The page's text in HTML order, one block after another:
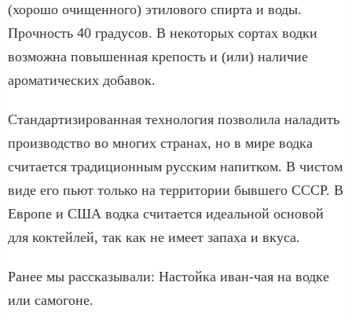
(хорошо очищенного) этилового спирта и воды.
Прочность 40 градусов. В некоторых сортах водки
возможна повышенная крепость и (или) наличие
ароматических добавок.
Стандартизированная технология позволила наладить
производство во многих странах, но в мире водка
считается традиционным русским напитком. В чистом
виде его пьют только на территории бывшего СССР. В
Европе и США водка считается идеальной основой
для коктейлей, так как не имеет запаха и вкуса.
Ранее мы рассказывали: Настойка иван-чая на водке
или самогоне.